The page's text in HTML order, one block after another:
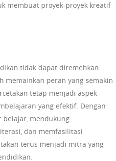
membuat proyek-proyek kreatif
tidak dapat diremehkan.
memainkan peran yang semakin
tetap menjadi aspek
yang efektif. Dengan
belajar, mendukung
dan memfasilitasi
terus menjadi mitra yang